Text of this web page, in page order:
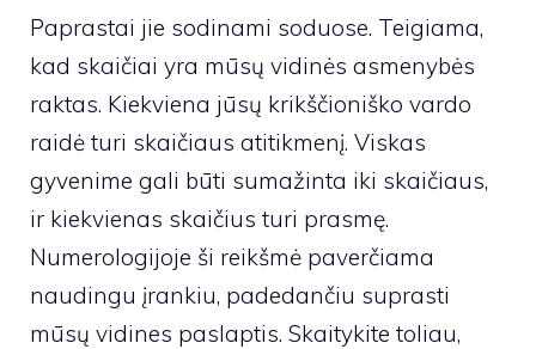
Paprastai jie sodinami soduose. Teigiama,
kad skaičiai yra mūsų vidinės asmenybės
raktas. Kiekviena jūsų krikščioniško vardo
raidė turi skaičiaus atitikmenį. Viskas
gyvenime gali būti sumažinta iki skaičiaus,
ir kiekvienas skaičius turi prasmę.
Numerologijoje ši reikšmė paverčiama
naudingu įrankiu, padedančiu suprasti
mūsų vidines paslaptis. Skaitykite toliau,